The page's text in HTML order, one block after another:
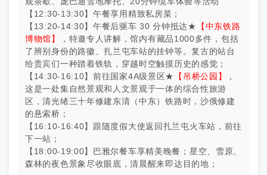
【12:30-13:30】午餐享用精致私房菜；
【13:20-14:30】午餐后驱车 30 分钟抵达★
【中东铁路
博物馆】
，特邀专人讲解，馆内有藏品1000多件，包括
了辨别身份的路徽、扎兰屯车站的挂钟等。复古的站台
给贵宾们一种踏着铁轨，穿越时空触摸历史的感觉；
【14:30-16:10】前往国家4A级景区★
【吊桥公园】
，
这是一处集自然景观和人文景观于一体的综合性旅游
区，清光绪三十年修建东清（中东）铁路时，沙俄修建
的悬索桥；
【16:10-16:40】跟随度假大使返回扎兰屯火车站，前往
下一站；
【18:00-19:00】巴雅尔餐车享精美晚餐；星空、雪原、
森林的夜色景象尽收眼底，清晨醒来即达目的地；